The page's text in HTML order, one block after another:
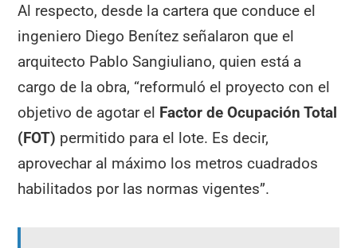
Al respecto, desde la cartera que conduce el
ingeniero Diego Benítez señalaron que el
arquitecto Pablo Sangiuliano, quien está a
cargo de la obra, “reformuló el proyecto con el
objetivo de agotar el Factor de Ocupación Total
(FOT) permitido para el lote. Es decir,
aprovechar al máximo los metros cuadrados
habilitados por las normas vigentes”.